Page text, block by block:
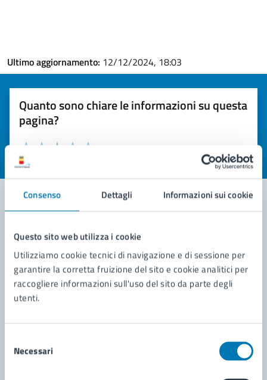
Consenso Dettagli Informazioni sui cookie
Questo sito web utilizza i cookie
Utilizziamo cookie tecnici di navigazione e di sessione per
garantire la corretta fruizione del sito e cookie analitici per
raccogliere informazioni sull'uso del sito da parte degli
utenti.
delNecessari
Ultimo aggiornamento: 12/12/2024, 18:03
Quanto sono chiare le informazioni su questa
pagina?
Valuta la chiarezza delle informazioni (da 1 a 5 stelle)
Seleziona il numero di stelle per valutare la chiarezza delle
Valuta 1 stelle su 5
Contatta il comune
Leggi le domande frequenti
Richiedi assistenza
Segnala disservizio